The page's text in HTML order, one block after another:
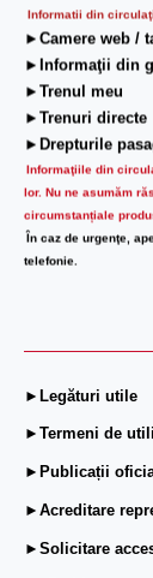
Informatii din
►Camere web /
►Informaţii din
►Trenul meu
►Trenuri directe
►Drepturile
Informaţiile din
lor. Nu ne asumăm
circumstanțiale
În caz de urgenţe,
telefonie.
►Legături utile
►Termeni de
►Publicații
►Acreditare
►Solicitare